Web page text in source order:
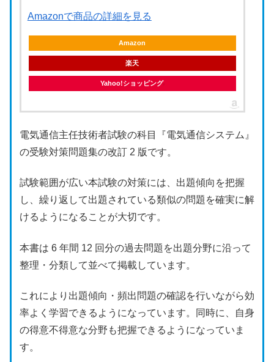
Amazonで商品の詳細を見る
Amazon
楽天
Yahoo!ショッピング
電気通信主任技術者試験の科目『電気通信システム』
の受験対策問題集の改訂 2 版です。
試験範囲が広い本試験の対策には、出題傾向を把握
し、繰り返して出題されている類似の問題を確実に解
けるようになることが大切です。
本書は 6 年間 12 回分の過去問題を出題分野に沿って
整理・分類して並べて掲載しています。
これにより出題傾向・頻出問題の確認を行いながら効
率よく学習できるようになっています。同時に、自身
の得意不得意な分野も把握できるようになっていま
す。